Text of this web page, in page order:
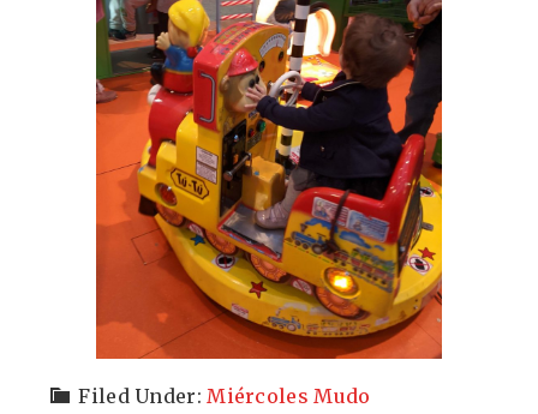
Filed Under:Miércoles Mudo